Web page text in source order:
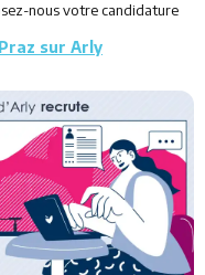
nous votre candidature
sur Arly